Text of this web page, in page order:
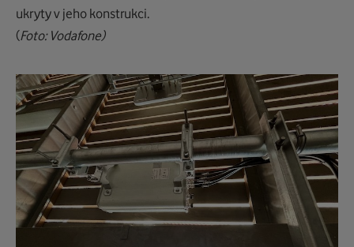
ukryty v jeho konstrukci.
(Foto: Vodafone)